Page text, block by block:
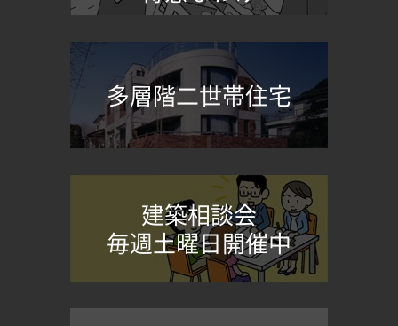
多層階二世帯住宅
建築相談会
毎週土曜日開催中